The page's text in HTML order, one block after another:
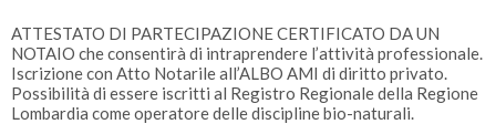
ATTESTATO DI PARTECIPAZIONE CERTIFICATO DA UN
NOTAIO che consentirà di intraprendere l’attività professionale.
Iscrizione con Atto Notarile all’ALBO AMI di diritto privato.
Possibilità di essere iscritti al Registro Regionale della Regione
Lombardia come operatore delle discipline bio-naturali.